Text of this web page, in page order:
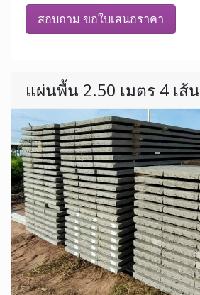
สอบถาม ขอใบเสนอราคา
แผ่นพื้น 2.50 เมตร 4 เส้น